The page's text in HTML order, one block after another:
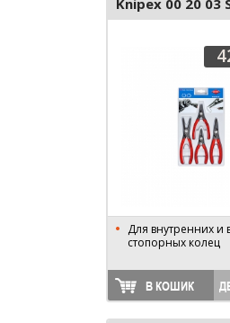
Knipex 00 20 03
Для внутренних и
стопорных колец
В КОШИК